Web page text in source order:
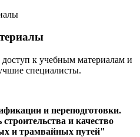
к учебным материалам и
специалисты.
и переподготовки.
и качество
и трамвайных путей"